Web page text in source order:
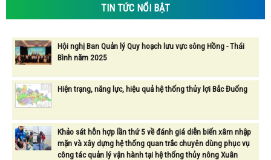
TIN TỨC NỔI BẬT
Hội nghị Ban Quản lý Quy hoạch lưu vực sông Hồng - Thái
Bình năm 2025
Hiện trạng, năng lực, hiệu quả hệ thống thủy lợi Bắc Đuống
Khảo sát hỗn hợp lần thứ 5 về đánh giá diễn biến xâm nhập
mặn và xây dựng hệ thống quan trắc chuyên dùng phục vụ
công tác quản lý vận hành tại hệ thống thủy nông Xuân